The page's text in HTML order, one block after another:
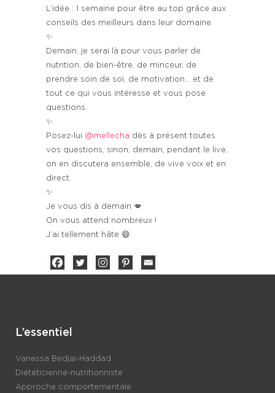
L’idée : 1 semaine pour être au top grâce aux
conseils des meilleurs dans leur domaine.
✨
Demain, je serai là pour vous parler de
nutrition, de bien-être, de minceur, de
prendre soin de soi, de motivation… et de
tout ce qui vous intéresse et vous pose
questions.
✨
Posez-lui @mellecha dès à présent toutes
vos questions, sinon, demain, pendant le live,
on en discutera ensemble, de vive voix et en
direct.
✨
Je vous dis à demain 💋
On vous attend nombreux !
J’ai tellement hâte 😄
L’essentiel
Vanessa Bedjaï-Haddad
Diététicienne-nutritionniste
Approche comportementale